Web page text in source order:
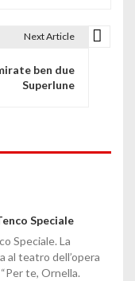
Next Article
ben due
Superlune
Speciale
Speciale. La
al teatro dell’opera
te, Ornella.